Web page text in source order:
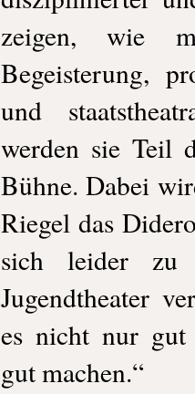
zeigen, wie
Begeisterung,
und
werden sie Teil
Bühne. Dabei
Riegel das
sich leider zu
Jugendtheater
es nicht nur gut
gut machen.“